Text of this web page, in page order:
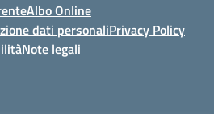
Albo Online
dati personaliPrivacy Policy
Note legali